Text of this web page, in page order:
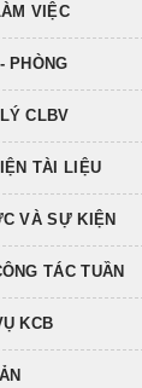
VIỆC
PHÒNG
CLBV
TÀI LIỆU
VÀ SỰ KIỆN
TÁC TUẦN
KCB